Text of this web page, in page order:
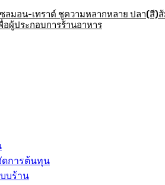
ซลมอน-เทราต์ ชูความหลากหลาย ปลา(สี)
อผู้ประกอบการร้านอาหาร
ดการต้นทุน
บร้าน